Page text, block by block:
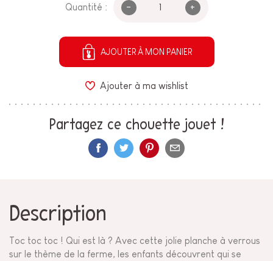
Quantité : - +
AJOUTER À MON PANIER
Ajouter à ma wishlist
Partagez ce chouette jouet !
Description
Toc toc toc ! Qui est là ? Avec cette jolie planche à verrous
sur le thème de la ferme, les enfants découvrent qui se